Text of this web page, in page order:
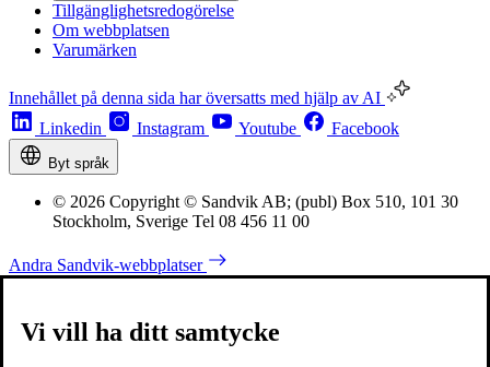
Tillgänglighetsredogörelse
Om webbplatsen
Varumärken
Innehållet på denna sida har översatts med hjälp av AI
Linkedin
Instagram Youtube Facebook
Byt språk
© 2026 Copyright © Sandvik AB; (publ) Box 510, 101 30
Stockholm, Sverige Tel 08 456 11 00
Andra Sandvik-webbplatser
Vi vill ha ditt samtycke